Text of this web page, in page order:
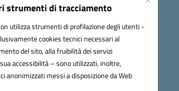
strumenti di tracciamento
utilizza strumenti di profilazione degli utenti -
cookies tecnici necessari al
del sito, alla fruibilità dei servizi
accessibilità – sono utilizzati, inoltre,
anonimizzati messi a disposizione da Web